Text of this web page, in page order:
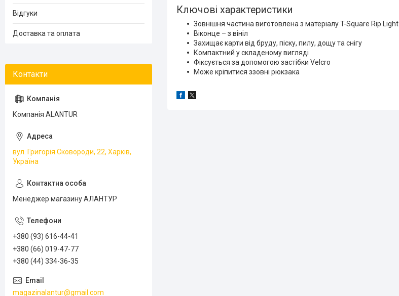
Ключові характеристики
Зовнішня частина виготовлена з матеріалу T-Square Rip Light
Віконце – з вініл
Захищає карти від бруду, піску, пилу, дощу та снігу
Компактний у складеному вигляді
Фіксується за допомогою застібки Velcro
Може кріпитися ззовні рюкзака
Відгуки
Доставка та оплата
Компанія ALANTUR
вул. Григорія Сковороди, 22, Харків,
Україна
Менеджер магазину АЛАНТУР
+380 (93) 616-44-41
+380 (66) 019-47-77
+380 (44) 334-36-35
magazinalantur@gmail.com